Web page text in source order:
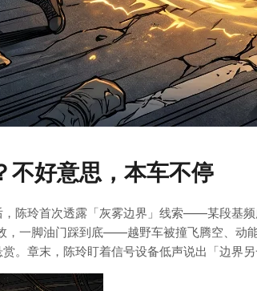
不好意思，本车不停
陈玲首次透露「灰雾边界」线索——某段基
，一脚油门踩到底——越野车被撞飞腾空、动
赏。章末，陈玲盯着信号设备低声说出「边界